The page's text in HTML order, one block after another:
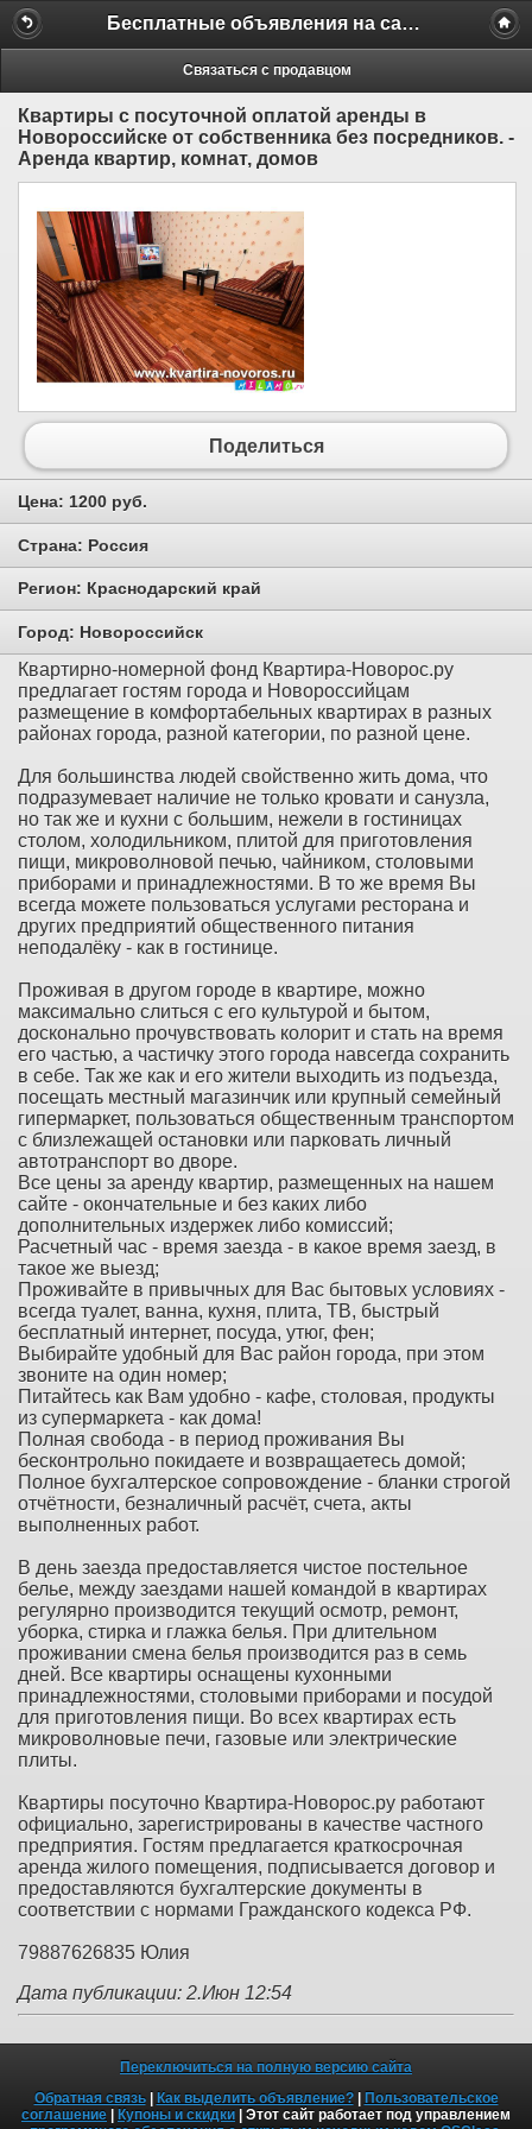
Бесплатные объявления на сайте MILAMO.ru
Связаться с продавцом
Квартиры с посуточной оплатой аренды в
Новороссийске от собственника без посредников. -
Аренда квартир, комнат, домов
Поделиться
Цена: 1200 руб.
Страна: Россия
Регион: Краснодарский край
Город: Новороссийск
Квартирно-номерной фонд Квартира-Новорос.ру
предлагает гостям города и Новороссийцам
размещение в комфортабельных квартирах в разных
районах города, разной категории, по разной цене.
Для большинства людей свойственно жить дома, что
подразумевает наличие не только кровати и санузла,
но так же и кухни с бoльшим, нежели в гостиницах
столом, холодильником, плитой для приготовления
пищи, микроволновой печью, чайником, столовыми
приборами и принадлежностями. В то же время Вы
всегда можете пользоваться услугами ресторана и
других предприятий общественного питания
неподалёку - как в гостинице.
Проживая в другом городе в квартире, можно
максимально слиться с его культурой и бытом,
досконально прочувствовать колорит и стать на время
его частью, а частичку этого города навсегда сохранить
в себе. Так же как и его жители выходить из подъезда,
посещать местный магазинчик или крупный семейный
гипермаркет, пользоваться общественным транспортом
с близлежащей остановки или парковать личный
автотранспорт во дворе.
Все цены за аренду квартир, размещенных на нашем
сайте - окончательные и без каких либо
дополнительных издержек либо комиссий;
Расчетный час - время заезда - в какое время заезд, в
такое же выезд;
Проживайте в привычных для Вас бытовых условиях -
всегда туалет, ванна, кухня, плита, ТВ, быстрый
бесплатный интернет, посуда, утюг, фен;
Выбирайте удобный для Вас район города, при этом
звоните на один номер;
Питайтесь как Вам удобно - кафе, столовая, продукты
из супермаркета - как дома!
Полная свобода - в период проживания Вы
бесконтрольно покидаете и возвращаетесь домой;
Полное бухгалтерское сопровождение - бланки строгой
отчётности, безналичный расчёт, счета, акты
выполненных работ.
В день заезда предоставляется чистое постельное
белье, между заездами нашей командой в квартирах
регулярно производится текущий осмотр, ремонт,
уборка, стирка и глажка белья. При длительном
проживании смена белья производится раз в семь
дней. Все квартиры оснащены кухонными
принадлежностями, столовыми приборами и посудой
для приготовления пищи. Во всех квартирах есть
микроволновые печи, газовые или электрические
плиты.
Квартиры посуточно Квартира-Новорос.ру работают
официально, зарегистрированы в качестве частного
предприятия. Гостям предлагается краткосрочная
аренда жилого помещения, подписывается договор и
предоставляются бухгалтерские документы в
соответствии с нормами Гражданского кодекса РФ.
79887626835 Юлия
Дата публикации: 2.Июн 12:54
Переключиться на полную версию сайта
Обратная связь| Как выделить объявление?| Пользовательское
соглашение | Купоны и скидки | Этот сайт работает под управлением